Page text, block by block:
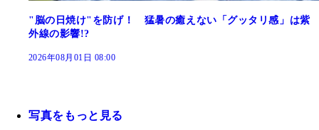
"脳の日焼け"を防げ！ 猛暑の癒えない「グッタリ感」は紫
外線の影響!?
2026年08月01日 08:00
写真をもっと見る